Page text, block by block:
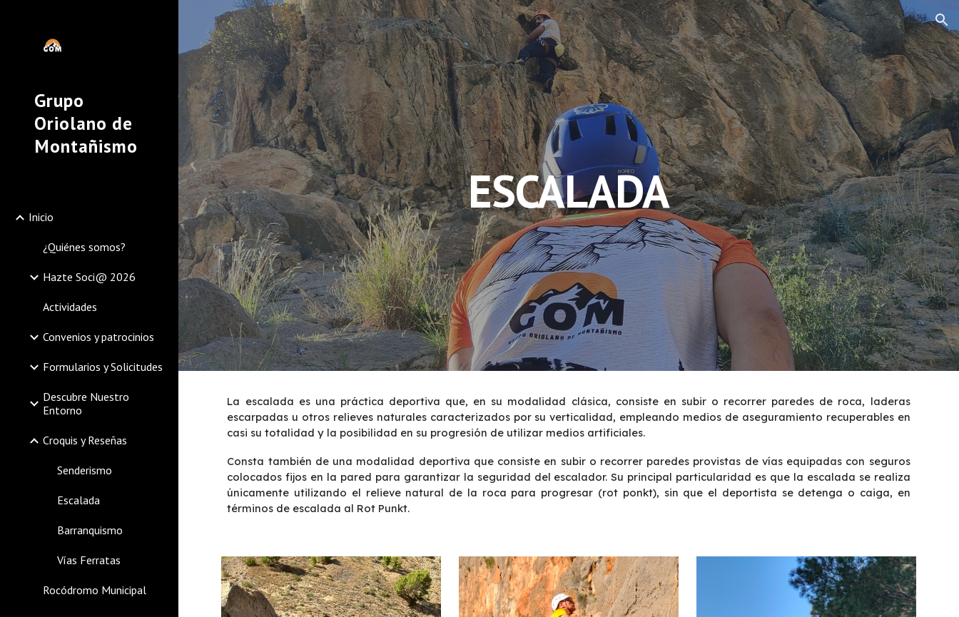
Skip to main content Skip to navigation
Grupo
Oriolano de
Montañismo
Inicio
¿Quiénes somos?
Hazte Soci@ 2026
Actividades
Convenios y patrocinios
Formularios y Solicitudes
Descubre Nuestro
Entorno
Croquis y Reseñas
Senderismo
Escalada
Barranquismo
Vías Ferratas
Rocódromo Municipal
ESCALADA
La escalada es una práctica deportiva que, en su modalidad clásica, consiste en subir o recorrer paredes de roca, laderas
escarpadas u otros relieves naturales caracterizados por su verticalidad, empleando medios de aseguramiento recuperables en
casi su totalidad y la posibilidad en su progresión de utilizar medios artificiales.
Consta también de una modalidad deportiva que consiste en subir o recorrer paredes provistas de vías equipadas con seguros
colocados fijos en la pared para garantizar la seguridad del escalador. Su principal particularidad es que la escalada se realiza
únicamente utilizando el relieve natural de la roca para progresar (rot ponkt), sin que el deportista se detenga o caiga, en
términos de escalada al Rot Punkt.